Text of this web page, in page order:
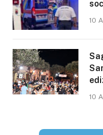
10
10